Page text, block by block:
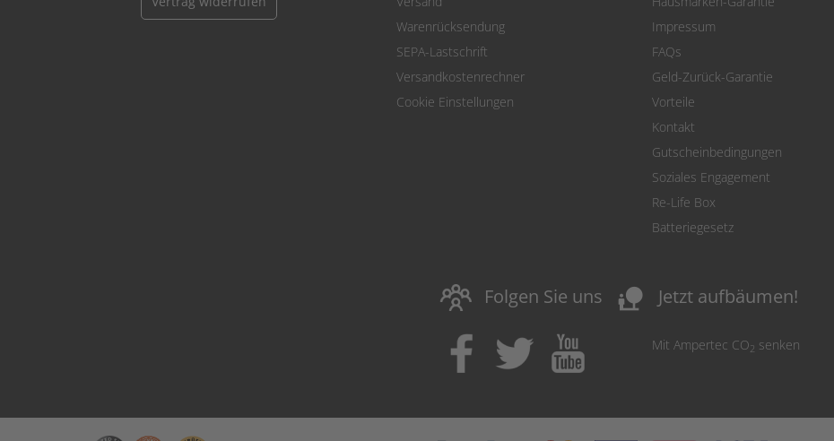
Warenrücksendung
SEPA-Lastschrift
Versandkostenrechner
Cookie Einstellungen
Impressum
FAQs
Geld-Zurück-Garantie
Vorteile
Kontakt
Gutscheinbedingungen
Soziales Engagement
Re-Life Box
Batteriegesetz
Folgen Sie uns nature_people Jetzt aufbäumen!
Mit Ampertec CO2 senken